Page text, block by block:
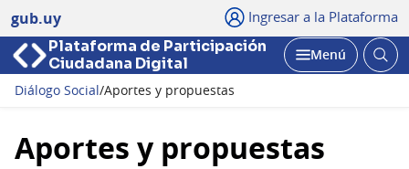
gub.uy Ingresar a la Plataforma
Plataforma de Participación
Ciudadana Digital
Abrir
Menú
Diálogo Social/Aportes y propuestas
Aportes y propuestas